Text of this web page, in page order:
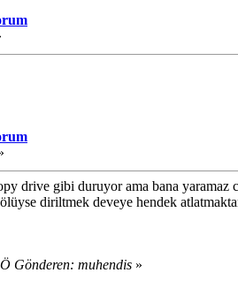
drive gibi duruyor ama bana
diriltmek deveye hendek
Gönderen: muhendis »